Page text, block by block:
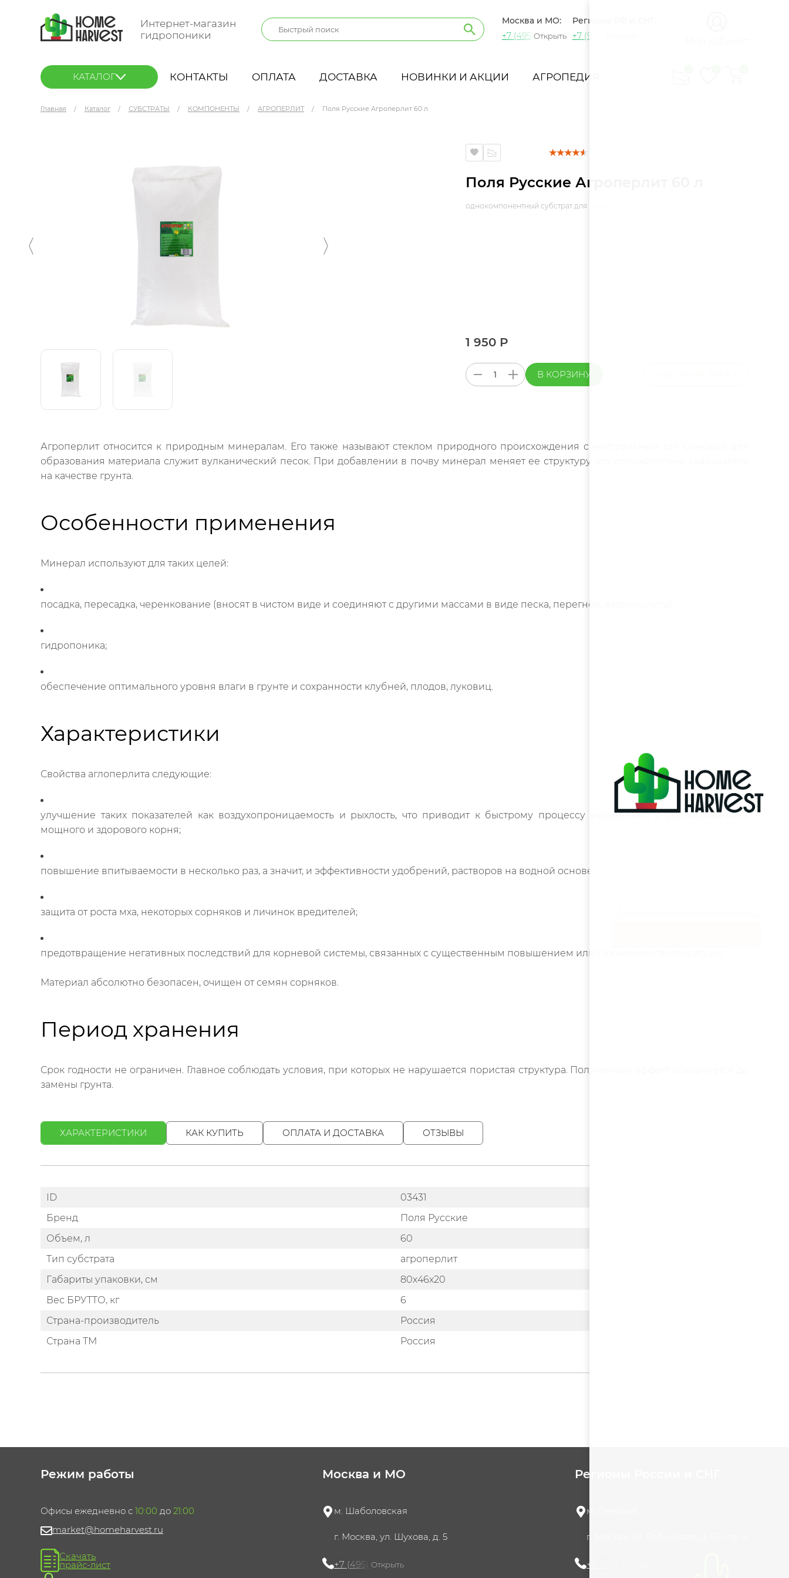
Интернет-магазин
гидропоники
Москва и МО:
+7 (495) 721-60-15
Открыть
Регионы РФ и СНГ:
+7 (965) 420-10-10
КАТАЛОГ КОНТАКТЫ ОПЛАТА ДОСТАВКА НОВИНКИ И АКЦИИ АГРОПЕДИЯ
Главная Каталог СУБСТРАТЫ КОМПОНЕНТЫ АГРОПЕРЛИТ Поля Русские Агроперлит 60 л
Поля Русские Агроперлит 60 л
однокомпонентный субстрат для почвы
1 950 Р
В КОРЗИНУ
Агроперлит относится к природным минералам. Его также называют стеклом природного происхождения с нейтральным pH. Основой для
образования материала служит вулканический песок. При добавлении в почву минерал меняет ее структуру, что положительно сказывается
на качестве грунта.
Особенности применения
Минерал используют для таких целей:
посадка, пересадка, черенкование (вносят в чистом виде и соединяют с другими массами в виде песка, перегноя, вермикулита);
гидропоника;
обеспечение оптимального уровня влаги в грунте и сохранности клубней, плодов, луковиц.
Характеристики
Свойства аглоперлита следующие:
улучшение таких показателей как воздухопроницаемость и рыхлость, что приводит к быстрому процессу укоренения с формированием
мощного и здорового корня;
повышение впитываемости в несколько раз, а значит, и эффективности удобрений, растворов на водной основе;
защита от роста мха, некоторых сорняков и личинок вредителей;
предотвращение негативных последствий для корневой системы, связанных с существенным повышением или снижением температуры.
Материал абсолютно безопасен, очищен от семян сорняков.
Период хранения
Срок годности не ограничен. Главное соблюдать условия, при которых не нарушается пористая структура. Полученный эффект сохраняется до
замены грунта.
ХАРАКТЕРИСТИКИ КАК КУПИТЬ ОПЛАТА И ДОСТАВКА ОТЗЫВЫ
ID
03431
Бренд
Поля Русские
Объем, л
60
Тип субстрата
агроперлит
Габариты упаковки, см
80х46х20
Вес БРУТТО, кг
6
Страна-производитель
Россия
Страна ТМ
Россия
Режим работы
Офисы ежедневно с 10:00 до 21:00
market@homeharvest.ru
Скачать
прайс-лист
Москва и МО
м. Шаболовская
г. Москва, ул. Шухова, д. 5
+7 (495) 721-60-15
Открыть
Регионы России и СНГ
м. Озерная
г. Москва, ул. Рябиновая, д. 55, стр. 4
+7 (965) 420-10-10